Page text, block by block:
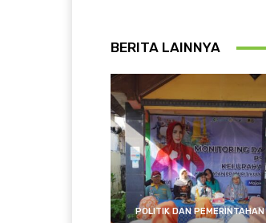
BERITA LAINNYA
POLITIK DAN PEMERINTAHAN